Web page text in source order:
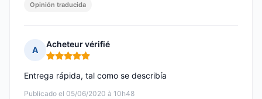
Opinión traducida
A
Acheteur vérifié
Nota: 5 de 5
Publicado el 05/06/2020 à 10h48
Entrega rápida, tal como se describía